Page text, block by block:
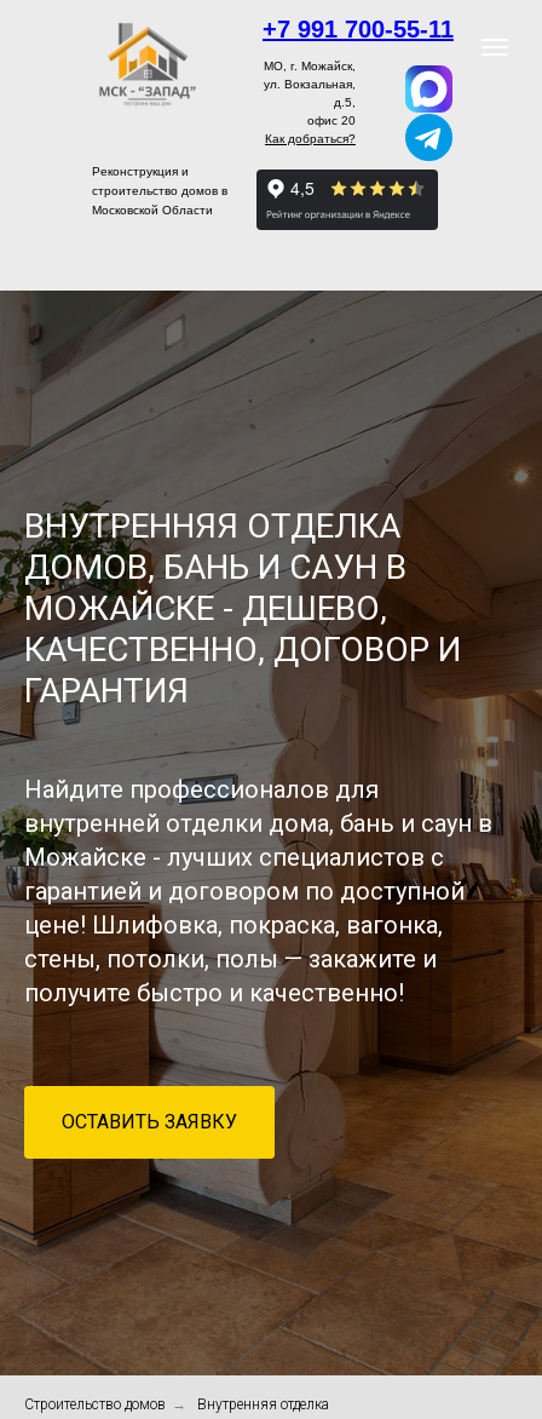
+7 991 700-55-11
Реконструкция и
строительство домов в
Московской Области
МО, г. Можайск,
ул. Вокзальная,
д.5,
офис 20
Как добраться?
ВНУТРЕННЯЯ ОТДЕЛКА
ДОМОВ, БАНЬ И САУН В
МОЖАЙСКЕ - ДЕШЕВО,
КАЧЕСТВЕННО, ДОГОВОР И
ГАРАНТИЯ
Найдите профессионалов для
внутренней отделки дома, бань и саун в
Можайске - лучших специалистов с
гарантией и договором по доступной
цене! Шлифовка, покраска, вагонка,
стены, потолки, полы — закажите и
получите быстро и качественно!
ОСТАВИТЬ ЗАЯВКУ
Строительство домов → Внутренняя отделка